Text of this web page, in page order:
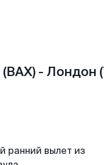
- Лондон
ранний вылет из